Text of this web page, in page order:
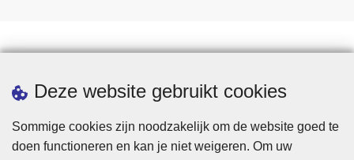
Deze website gebruikt cookies
Sommige cookies zijn noodzakelijk om de website goed te
doen functioneren en kan je niet weigeren. Om uw
Downloads